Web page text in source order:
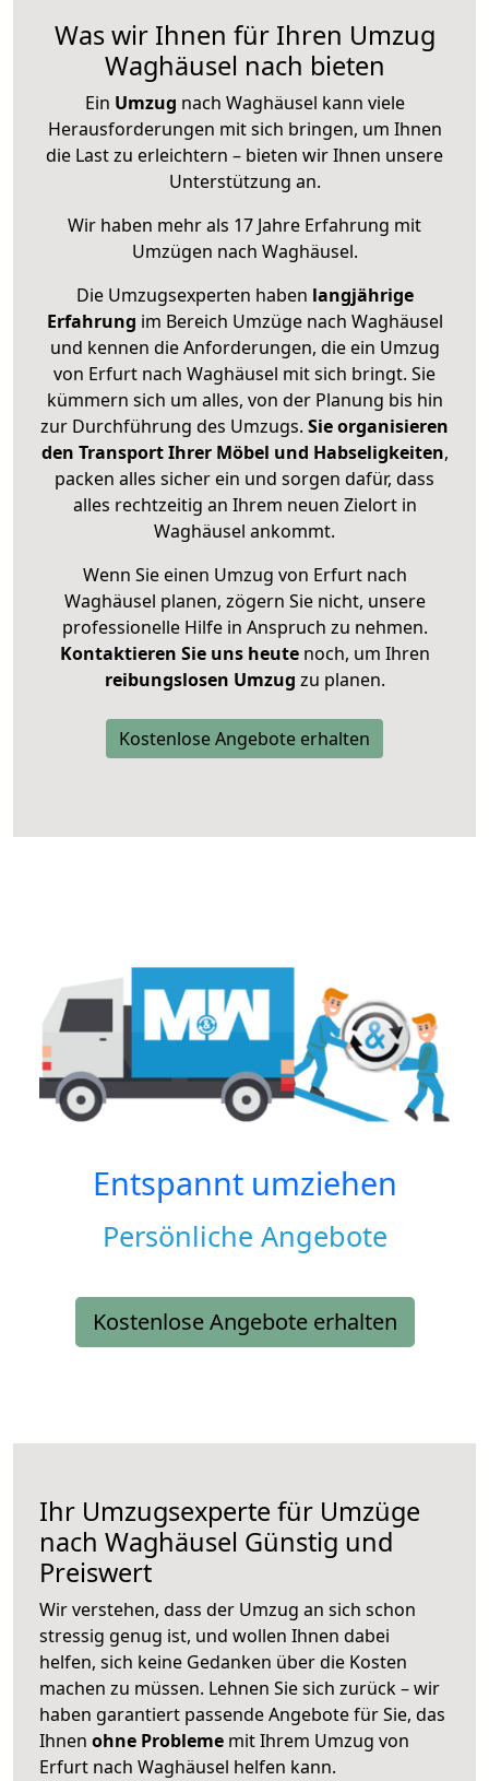
Was wir Ihnen für Ihren Umzug
Waghäusel nach bieten
Ein Umzug nach Waghäusel kann viele
Herausforderungen mit sich bringen, um Ihnen
die Last zu erleichtern – bieten wir Ihnen unsere
Unterstützung an.
Wir haben mehr als 17 Jahre Erfahrung mit
Umzügen nach Waghäusel.
Die Umzugsexperten haben langjährige
Erfahrung im Bereich Umzüge nach Waghäusel
und kennen die Anforderungen, die ein Umzug
von Erfurt nach Waghäusel mit sich bringt. Sie
kümmern sich um alles, von der Planung bis hin
zur Durchführung des Umzugs. Sie organisieren
den Transport Ihrer Möbel und Habseligkeiten,
packen alles sicher ein und sorgen dafür, dass
alles rechtzeitig an Ihrem neuen Zielort in
Waghäusel ankommt.
Wenn Sie einen Umzug von Erfurt nach
Waghäusel planen, zögern Sie nicht, unsere
professionelle Hilfe in Anspruch zu nehmen.
Kontaktieren Sie uns heutenoch, um Ihren
reibungslosen Umzug zu planen.
Kostenlose Angebote erhalten
Entspannt umziehen
Persönliche Angebote
Kostenlose Angebote erhalten
Ihr Umzugsexperte für Umzüge
nach Waghäusel Günstig und
Preiswert
Wir verstehen, dass der Umzug an sich schon
stressig genug ist, und wollen Ihnen dabei
helfen, sich keine Gedanken über die Kosten
machen zu müssen. Lehnen Sie sich zurück – wir
haben garantiert passende Angebote für Sie, das
Ihnen ohne Probleme mit Ihrem Umzug von
Erfurt nach Waghäusel helfen kann.